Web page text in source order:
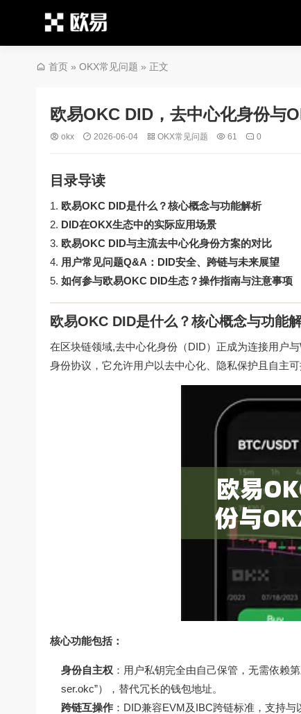
首页 » OKX常见问题 » 正文
欧易OKC DID，去中心化身份与
okx 2026-06-04 OKX常见问题 61 0
目录导读
欧易OKC DID是什么？核心概念与功能解析
DID在OKX生态中的实际应用场景
欧易OKC DID与主流去中心化身份方案的对比
用户常见问题Q&A：DID安全、跨链与未来展望
如何参与欧易OKC DID生态？操作指南与注意事项
欧易OKC DID是什么？核心概念与功能
在区块链领域,去中心化身份（DID）正成为连接用户
身份协议，它允许用户以去中心化、隐私保护且自主
核心功能包括：
身份自主权 ：用户私钥完全由自己保管，无需依赖
ser.okc”），替代冗长的钱包地址。
跨链互操作 ：DID兼容EVM及IBC跨链标准，支持